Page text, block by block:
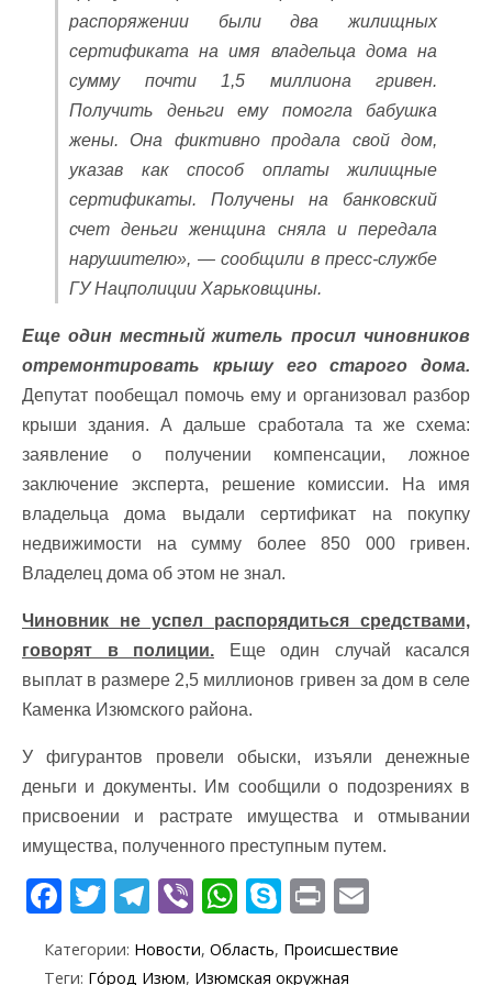
распоряжении были два жилищных
сертификата на имя владельца дома на
сумму почти 1,5 миллиона гривен.
Получить деньги ему помогла бабушка
жены. Она фиктивно продала свой дом,
указав как способ оплаты жилищные
сертификаты. Получены на банковский
счет деньги женщина сняла и передала
нарушителю», — сообщили в пресс-службе
ГУ Нацполиции Харьковщины.
Еще один местный житель просил чиновников
отремонтировать крышу его старого дома.
Депутат пообещал помочь ему и организовал разбор
крыши здания. А дальше сработала та же схема:
заявление о получении компенсации, ложное
заключение эксперта, решение комиссии. На имя
владельца дома выдали сертификат на покупку
недвижимости на сумму более 850 000 гривен.
Владелец дома об этом не знал.
Чиновник не успел распорядиться средствами,
говорят в полиции. Еще один случай касался
выплат в размере 2,5 миллионов гривен за дом в селе
Каменка Изюмского района.
У фигурантов провели обыски, изъяли денежные
деньги и документы. Им сообщили о подозрениях в
присвоении и растрате имущества и отмывании
имущества, полученного преступным путем.
F
e
T
itt
T
e
Vi
er
W
at
S
y
Pr
t ai
Категории: Новости, Область, Происшествие
Теги: Го́род Изюм, Изюмская окружная